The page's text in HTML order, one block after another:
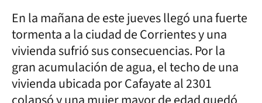
En la mañana de este jueves llegó una fuerte
tormenta a la ciudad de Corrientes y una
vivienda sufrió sus consecuencias. Por la
gran acumulación de agua, el techo de una
vivienda ubicada por Cafayate al 2301